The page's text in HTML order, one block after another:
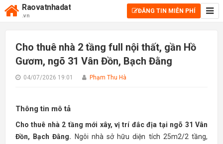
Raovatnhadat
.vn
ĐĂNG TIN MIỄN PHÍ
Cho thuê nhà 2 tầng full nội thất, gần Hồ
Gươm, ngõ 31 Vân Đồn, Bạch Đằng
04/07/2026 19:01 Phạm Thu Hà
Thông tin mô tả
Cho thuê nhà 2 tầng mới xây, vị trí đắc địa tại ngõ 31 Vân
Đồn, Bạch Đằng. Ngôi nhà sở hữu diện tích 25m2/2 tầng,